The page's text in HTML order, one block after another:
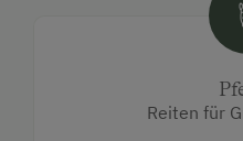
Reiten für